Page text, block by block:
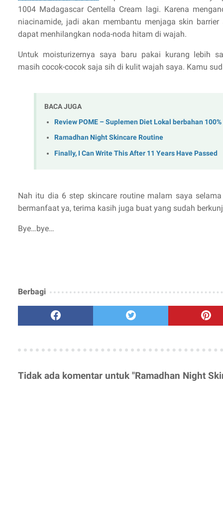
1004 Madagascar Centella Cream lagi. Karena
niacinamide, jadi akan membantu menjaga skin
dapat menhilangkan noda-noda hitam di wajah.
Untuk moisturizernya saya baru pakai kurang lebih
masih cocok-cocok saja sih di kulit wajah saya. Kamu
BACA JUGA
Review POME – Suplemen Diet Lokal berbahan
Ramadhan Night Skincare Routine
Finally, I Can Write This After 11 Years Have Passed
Nah itu dia 6 step skincare routine malam saya
bermanfaat ya, terima kasih juga buat yang sudah
Bye…bye…
Berbagi
Tidak ada komentar untuk "Ramadhan Night